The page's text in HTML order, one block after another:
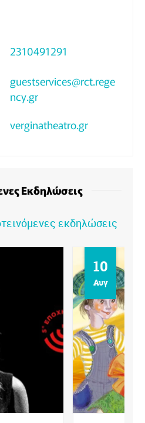
2310491291
guestservices@rct.rege
ncy.gr
verginatheatro.gr
Εκδηλώσεις
εκδηλώσεις